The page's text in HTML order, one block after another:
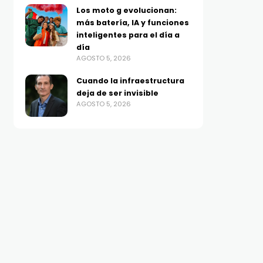
Los moto g evolucionan:
más batería, IA y funciones
inteligentes para el día a
día
AGOSTO 5, 2026
Cuando la infraestructura
deja de ser invisible
AGOSTO 5, 2026